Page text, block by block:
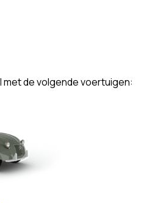
de volgende voertuigen: